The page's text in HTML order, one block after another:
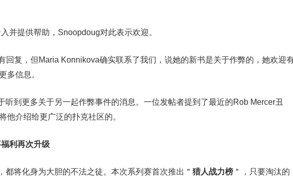
并提供帮助，Snoopdoug对此表示欢迎。
回复，但Maria Konnikova确实联系了我们，说她的新书是关于作弊的，她欢迎
多信息。
听到更多关于另一起作弊事件的消息。一位发帖者提到了最近的Rob Mercer丑
他介绍给更广泛的扑克社区的。
利再次升级
都将化身为大胆的不法之徒。本次系列赛首次推出＂ 猎人战力榜 ＂，只要淘汰的